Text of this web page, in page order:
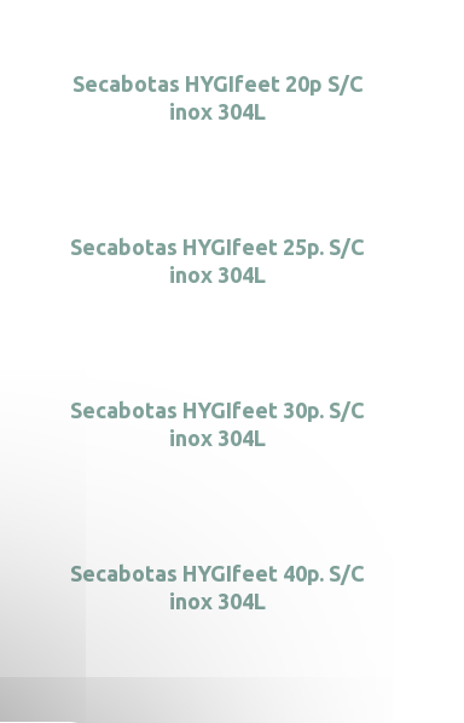
Secabotas HYGIfeet 20p S/C
inox 304L
Secabotas HYGIfeet 25p. S/C
inox 304L
Secabotas HYGIfeet 30p. S/C
inox 304L
Secabotas HYGIfeet 40p. S/C
inox 304L